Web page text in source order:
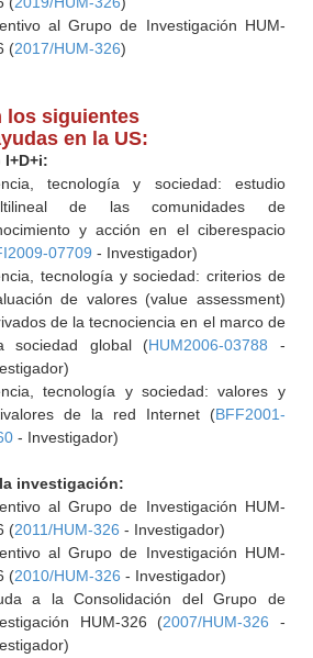
al Grupo de Investigación HUM-
(2017/HUM-326)
los siguientes
en la US:
I+D+i:
tecnología y sociedad: estudio
de las comunidades de
y acción en el ciberespacio
07709 - Investigador)
tecnología y sociedad: criterios de
de valores (value assessment)
de la tecnociencia en el marco de
sociedad global (HUM2006-03788 -
tecnología y sociedad: valores y
de la red Internet (BFF2001-
- Investigador)
investigación:
al Grupo de Investigación HUM-
(2011/HUM-326 - Investigador)
al Grupo de Investigación HUM-
(2010/HUM-326 - Investigador)
a la Consolidación del Grupo de
HUM-326 (2007/HUM-326 -